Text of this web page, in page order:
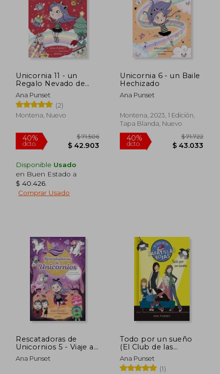
40%
dcto.
$ 71.722
$ 43.033
40%
dcto.
40%
dcto. $ 40.731
40%
dcto.
Unicornia 11 - un
Regalo Nevado de
ana Punset(Montena)
Ana Punset
(2)
Montena, Nuevo
Disponible Usado
en Buen Estado a
$ 40.426
Comprar Usado
Unicornia 6 - un Baile
Hechizado
Ana Punset
Montena, 2023, 1 Edición,
Tapa Blanda, Nuevo
Rescatadoras de
Unicornios 5 - Viaje al
País de los Vampiros:
Del Universo de
Ana Punset
Todo por un sueño
(El Club de las
Zapatillas Rojas 3)
Ana Punset
(1)